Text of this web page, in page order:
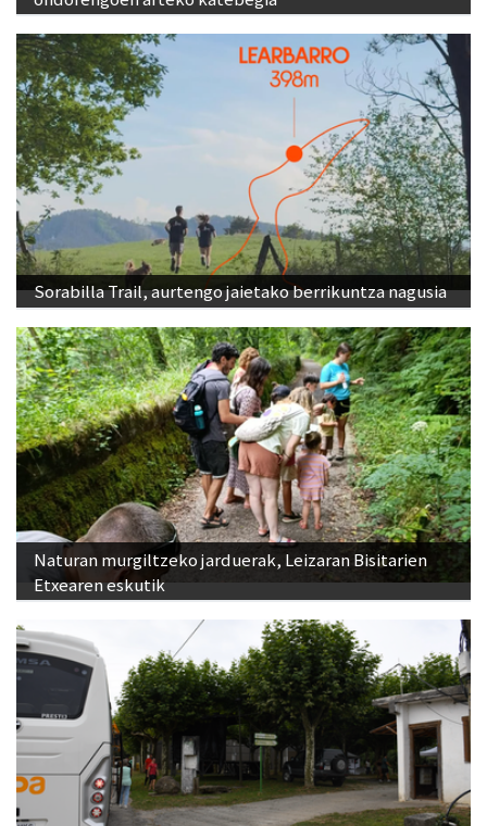
Sorabilla Trail, aurtengo jaietako berrikuntza nagusia
Naturan murgiltzeko jarduerak, Leizaran Bisitarien
Etxearen eskutik